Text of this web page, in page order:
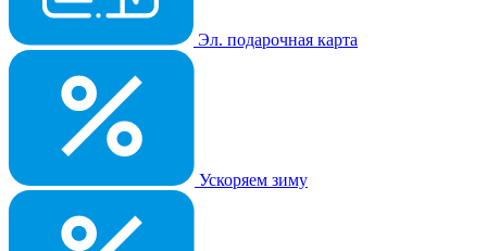
Эл. подарочная карта
Ускоряем зиму